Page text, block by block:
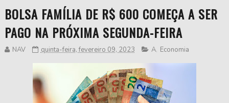
BOLSA FAMÍLIA DE R$ 600 COMEÇA A SER
PAGO NA PRÓXIMA SEGUNDA-FEIRA
NAV quinta-feira, fevereiro 09, 2023 A, Economia